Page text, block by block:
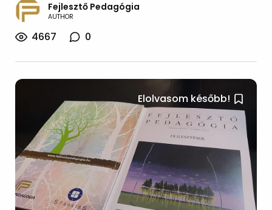
Fejlesztő Pedagógia
AUTHOR
4667 0
Elolvasom később!